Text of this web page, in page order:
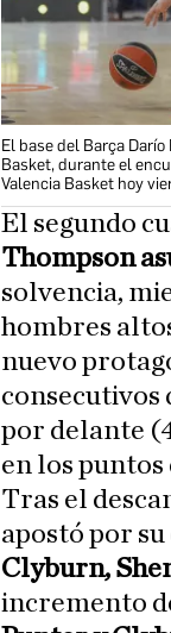
El base del Barça
Basket, durante el
Valencia Basket hoy
El segundo
Thompson
solvencia,
hombres
nuevo
consecutivos
por delante
en los puntos
Tras el
apostó por
Clyburn,
incremento